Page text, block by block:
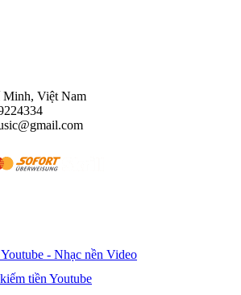
Việt Nam
- Nhạc nền Video
tiền Youtube